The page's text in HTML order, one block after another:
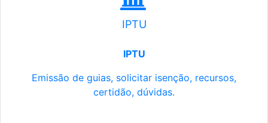
IPTU
IPTU
Emissão de guias, solicitar isenção, recursos,
certidão, dúvidas.